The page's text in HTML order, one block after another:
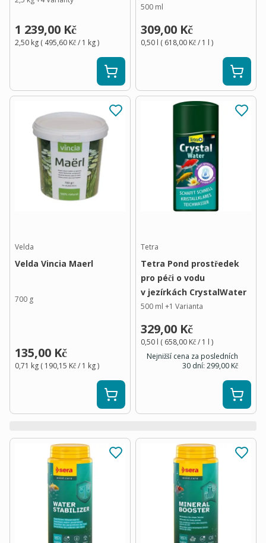
1 239,00 Kč
2,50 kg ( 495,60 Kč/ 1 kg)
500 ml
309,00 Kč
0,50 l ( 618,00 Kč/ 1 l )
Velda
Velda Vincia Maerl
700 g
135,00 Kč
0,71 kg ( 190,15 Kč/ 1 kg)
Tetra
Tetra Pond prostředek
pro péči o vodu
v jezírkách CrystalWater
500 ml +1 Varianta
329,00 Kč
0,50 l ( 658,00 Kč/ 1 l )
Nejnižší cena za posledních
30 dní: 299,00 Kč